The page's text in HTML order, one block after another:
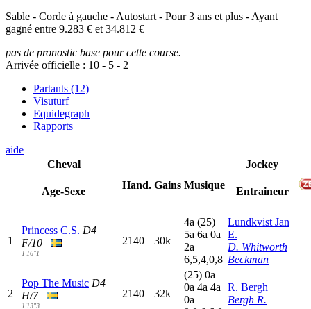
Sable - Corde à gauche - Autostart - Pour 3 ans et plus - Ayant
gagné entre 9.283 € et 34.812 €
pas de pronostic base pour cette course.
Arrivée officielle : 10 - 5 - 2
Partants (12)
Visuturf
Equidegraph
Rapports
aide
Cheval
Age-Sexe
Hand. Gains Musique
Jockey
Entraineur
1
Princess C.S. D4
F/10
1'16"1
2140 30k
4a (25)
5a 6a 0a
2a
6,5,4,0,8
Lundkvist Jan
E.
D. Whitworth
Beckman
2
Pop The Music D4
H/7
1'13"3
2140 32k
(25) 0a
0a 4a 4a
0a
R. Bergh
Bergh R.